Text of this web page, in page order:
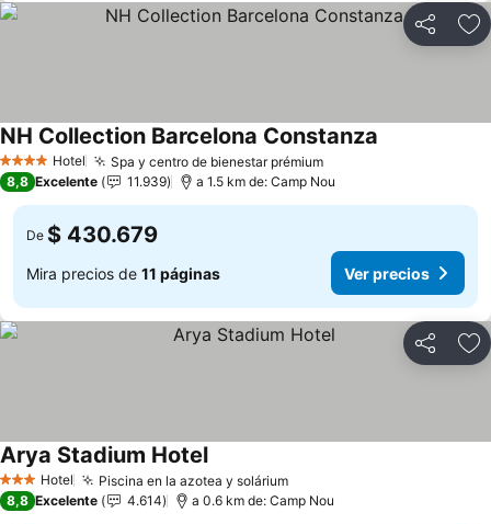
Compartir
4 EstrellasHotel Spa y centro de bienestar prémium
NH Collection Barcelona Constanza
8,8 Excelente 11.939 a 1.5 km de: Camp Nou
De $ 430.679
Mira precios de 11 páginas Ver precios
Compartir
3 Estrellas
Hotel Piscina en la azotea y solárium
Arya Stadium Hotel
8,8 Excelente 4.614 a 0.6 km de: Camp Nou